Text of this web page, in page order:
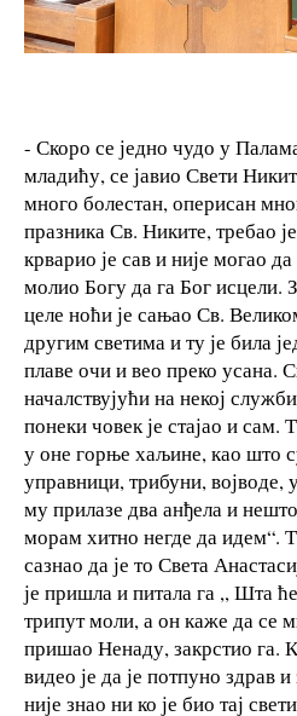
- Скоро се једно чудо у
младићу, се јавио Свети
много болестан, оперисан
празника Св. Никите, требао
крварио је сав и није могао
молио Богу да га Бог исцели.
целе ноћи је сањао Св.
другим светима и ту је била
плаве очи и вео преко усана.
началствујући на некој
понеки човек је стајао и
у оне горње хаљине, као што
управници, трибуни, војводе,
му прилазе два анђела и
морам хитно негде да идем“.
сазнао да је то Света
је пришла и питала га ,, Шта
трипут моли, а он каже да се
пришао Ненаду, закрстио га.
видео је да је потпуно здрав
није знао ни ко је био тај